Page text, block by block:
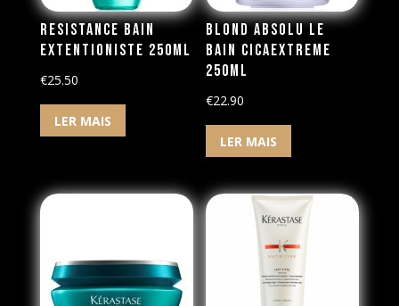
Resistance Bain
Extentioniste 250ml
€25.50
LER MAIS
Blond Absolu Le
Bain Cicaextreme
250ml
€22.90
LER MAIS